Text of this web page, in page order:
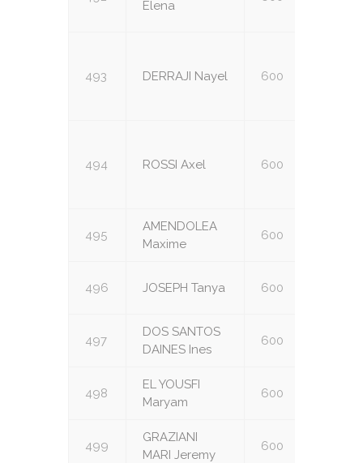
Elena
493 DERRAJI Nayel 600
494 ROSSI Axel 600
495
AMENDOLEA
Maxime
600
496 JOSEPH Tanya 600
497
DOS SANTOS
DAINES Ines
600
498
EL YOUSFI
Maryam
600
499
GRAZIANI
MARI Jeremy
600